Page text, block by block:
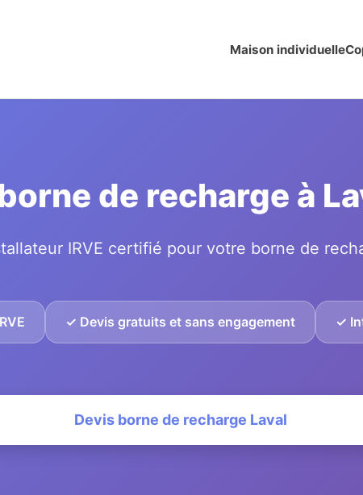
Maison individuelle
de recharge à
IRVE certifié pour votre borne de
✓ Devis gratuits et sans engagement ✓
Devis borne de recharge Laval